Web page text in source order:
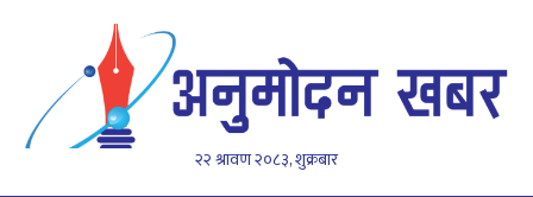
२२ श्रावण २०८३, शुक्रबार